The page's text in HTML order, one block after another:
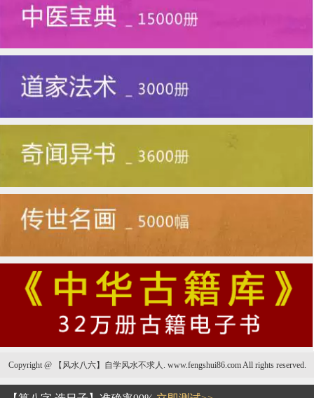
Copyright @ 【风水八六】自学风水不求人. www.fengshui86.com All rights reserved.
太阳线与事业线相交代表什么：有什么不好的吗